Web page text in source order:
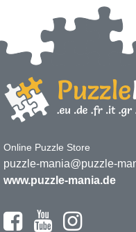
Online Puzzle Store
puzzle-mania@puzzle-
www.puzzle-mania.de